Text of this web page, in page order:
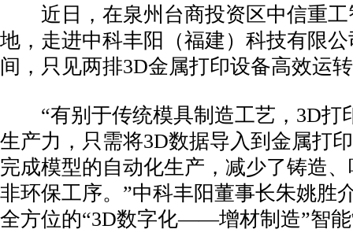
近日，在泉州台商投资区中信重工
地，走进中科丰阳（福建）科技有限
间，只见两排3D金属打印设备高效运
“有别于传统模具制造工艺，3D打
生产力，只需将3D数据导入到金属打
完成模型的自动化生产，减少了铸造
非环保工序。”中科丰阳董事长朱姚胜
全方位的“3D数字化——增材制造”智